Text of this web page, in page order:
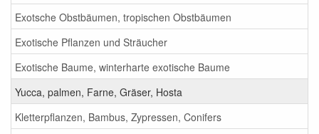
Exotsche Obstbäumen, tropischen Obstbäumen
Exotische Pflanzen und Sträucher
Exotische Baume, winterharte exotische Baume
Yucca, palmen, Farne, Gräser, Hosta
Kletterpflanzen, Bambus, Zypressen, Conifers